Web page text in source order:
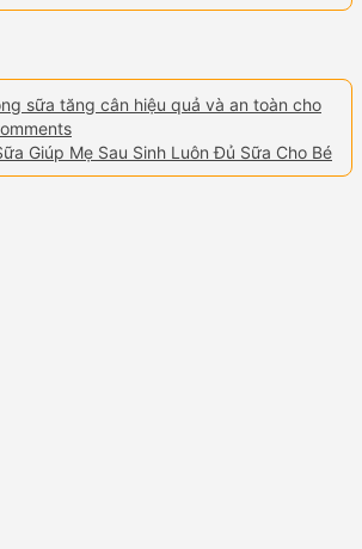
sữa tăng cân hiệu quả và an toàn cho
Giúp Mẹ Sau Sinh Luôn Đủ Sữa Cho Bé